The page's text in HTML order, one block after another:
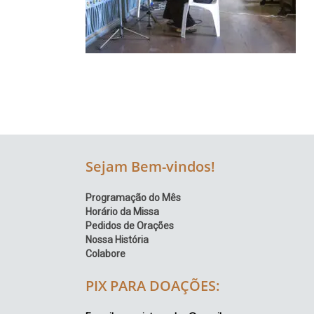
Região
Episcopal
Sé
Sejam Bem-vindos!
Programação do Mês
Horário da Missa
Pedidos de Orações
Nossa História
Colabore
PIX PARA DOAÇÕES: